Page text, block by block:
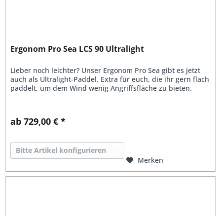
Ergonom Pro Sea LCS 90 Ultralight
Lieber noch leichter? Unser Ergonom Pro Sea gibt es jetzt
auch als Ultralight-Paddel. Extra für euch, die ihr gern flach
paddelt, um dem Wind wenig Angriffsfläche zu bieten.
ab 729,00 € *
Bitte Artikel konfigurieren
Merken